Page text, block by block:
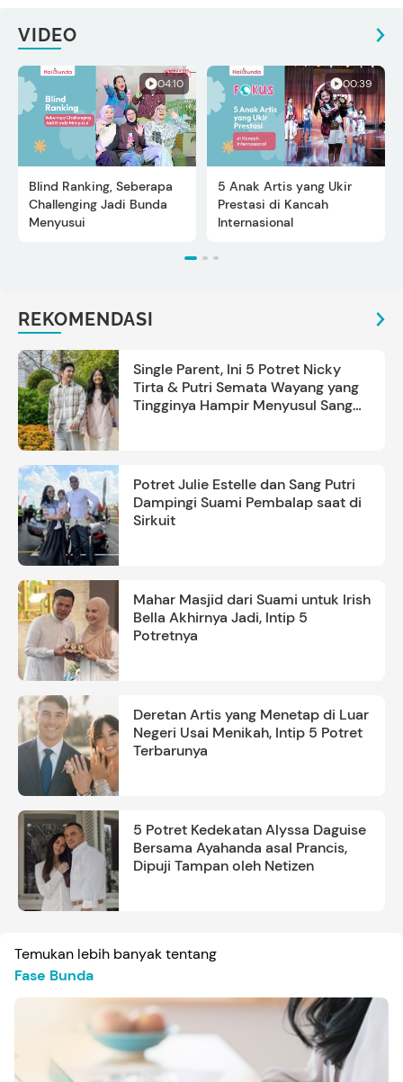
VIDEO
04:10
Blind Ranking, Seberapa
Challenging Jadi Bunda
Menyusui
00:39
5 Anak Artis yang Ukir
Prestasi di Kancah
Internasional
REKOMENDASI
Single Parent, Ini 5 Potret Nicky
Tirta & Putri Semata Wayang yang
Tingginya Hampir Menyusul Sang
Potret Julie Estelle dan Sang Putri
Dampingi Suami Pembalap saat di
Sirkuit
Mahar Masjid dari Suami untuk Irish
Bella Akhirnya Jadi, Intip 5
Potretnya
Deretan Artis yang Menetap di Luar
Negeri Usai Menikah, Intip 5 Potret
Terbarunya
5 Potret Kedekatan Alyssa Daguise
Bersama Ayahanda asal Prancis,
Dipuji Tampan oleh Netizen
Temukan lebih banyak tentang
Fase Bunda